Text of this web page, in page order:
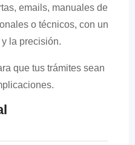
emails, manuales de
o técnicos, con un
la precisión.
que tus trámites sean